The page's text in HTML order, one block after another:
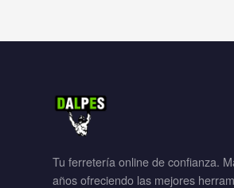
Tu ferretería online de confianza.
años ofreciendo las mejores